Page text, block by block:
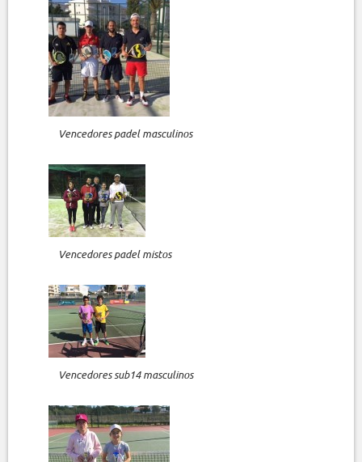
Vencedores padel masculinos
Vencedores padel mistos
Vencedores sub14 masculinos